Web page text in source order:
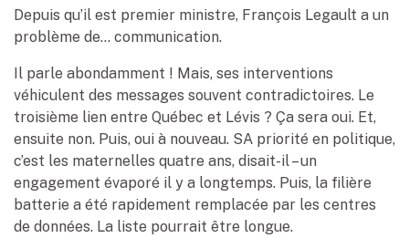
Depuis qu’il est premier ministre, François Legault a un
problème de… communication.
Il parle abondamment ! Mais, ses interventions
véhiculent des messages souvent contradictoires. Le
troisième lien entre Québec et Lévis ? Ça sera oui. Et,
ensuite non. Puis, oui à nouveau. SA priorité en politique,
c’est les maternelles quatre ans, disait-il – un
engagement évaporé il y a longtemps. Puis, la filière
batterie a été rapidement remplacée par les centres
de données. La liste pourrait être longue.